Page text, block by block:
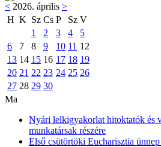
< 2026. április >
H K Sz Cs P Sz V
1
2 3 4
5
6
7 8 9 10 11 12
13 14 15 16 17 18 19
20 21 22 23 24 25 26
27 28 29 30
Ma
Nyári lelkigyakorlat hitoktatók és
munkatársak részére
Első csütörtöki Eucharisztia